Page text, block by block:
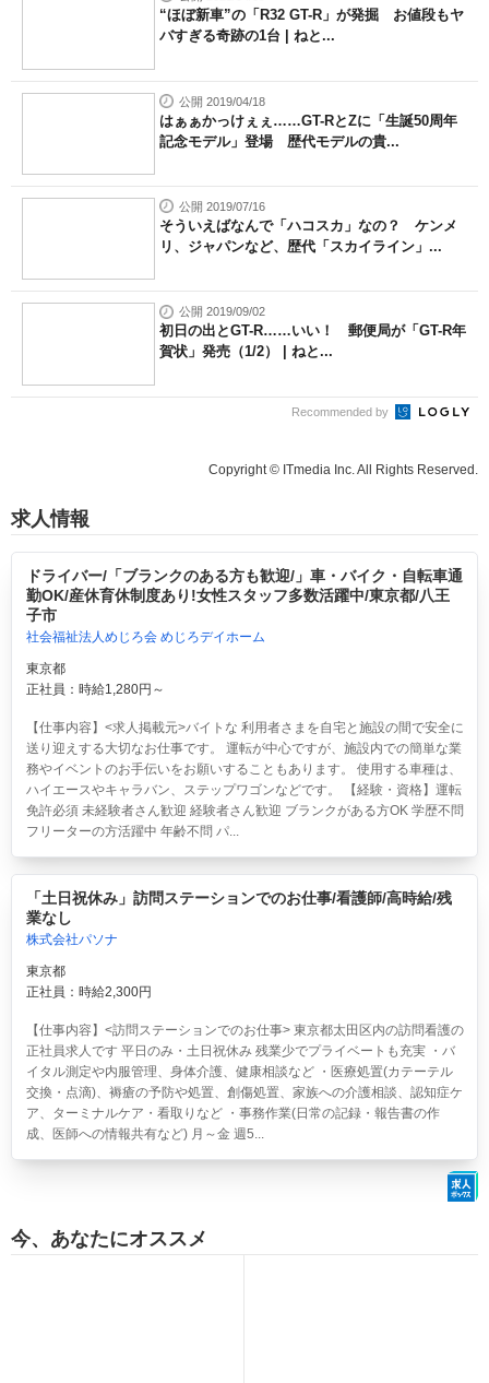
“ほぼ新車”の「R32 GT-R」が発掘 お値段もヤ
バすぎる奇跡の1台 | ねと...
公開 2019/04/18
はぁぁかっけぇぇ……GT-RとZに「生誕50周年
記念モデル」登場 歴代モデルの貴...
公開 2019/07/16
そういえばなんで「ハコスカ」なの？ ケンメ
リ、ジャパンなど、歴代「スカイライン」...
公開 2019/09/02
初日の出とGT-R……いい！ 郵便局が「GT-R年
賀状」発売（1/2） | ねと...
Recommended by
Copyright © ITmedia Inc. All Rights Reserved.
求人情報
ドライバー/「ブランクのある方も歓迎/」車・バイク・自転車通
勤OK/産休育休制度あり!女性スタッフ多数活躍中/東京都/八王
子市
社会福祉法人めじろ会 めじろデイホーム
東京都
正社員：時給1,280円～
【仕事内容】<求人掲載元>バイトな 利用者さまを自宅と施設の間で安全に
送り迎えする大切なお仕事です。 運転が中心ですが、施設内での簡単な業
務やイベントのお手伝いをお願いすることもあります。 使用する車種は、
ハイエースやキャラバン、ステップワゴンなどです。 【経験・資格】運転
免許必須 未経験者さん歓迎 経験者さん歓迎 ブランクがある方OK 学歴不問
フリーターの方活躍中 年齢不問 パ...
「土日祝休み」訪問ステーションでのお仕事/看護師/高時給/残
業なし
株式会社パソナ
東京都
正社員：時給2,300円
【仕事内容】<訪問ステーションでのお仕事> 東京都太田区内の訪問看護の
正社員求人です 平日のみ・土日祝休み 残業少でプライベートも充実 ・バ
イタル測定や内服管理、身体介護、健康相談など ・医療処置(カテーテル
交換・点滴)、褥瘡の予防や処置、創傷処置、家族への介護相談、認知症ケ
ア、ターミナルケア・看取りなど ・事務作業(日常の記録・報告書の作
成、医師への情報共有など) 月～金 週5...
今、あなたにオススメ